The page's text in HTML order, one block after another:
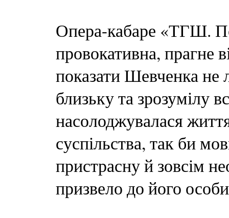
Опера-кабаре «ТГШ.
провокативна, прагне
показати Шевченка не
близьку та зрозумілу
насолоджувалася
суспільства, так би
пристрасну й зовсім
призвело до його